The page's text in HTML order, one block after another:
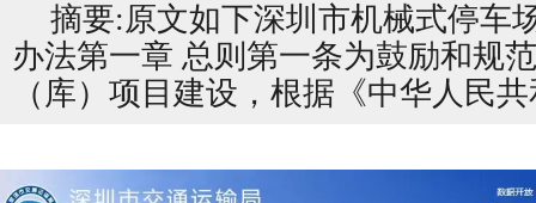
摘要:原文如下深圳市机械式停车
办法第一章 总则第一条为鼓励和规
（库）项目建设，根据《中华人民